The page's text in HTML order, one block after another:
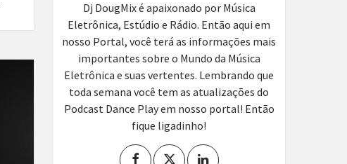
Dj DougMix é apaixonado por Música
Eletrônica, Estúdio e Rádio. Então aqui em
nosso Portal, você terá as informações mais
importantes sobre o Mundo da Música
Eletrônica e suas vertentes. Lembrando que
toda semana você tem as atualizações do
Podcast Dance Play em nosso portal! Então
fique ligadinho!